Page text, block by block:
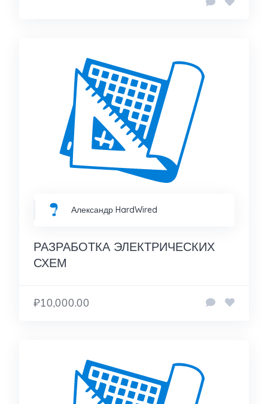
Александр HardWired
РАЗРАБОТКА ЭЛЕКТРИЧЕСКИХ
СХЕМ
₽10,000.00